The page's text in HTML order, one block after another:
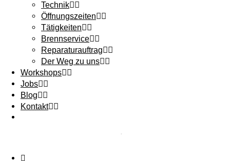
Technik
Öffnungszeiten
Tätigkeiten
Brennservice
Reparaturauftrag
Der Weg zu uns
Workshops
Jobs
Blog
Kontakt